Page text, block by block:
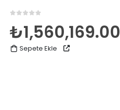
₺1,560,169.00
Sepete Ekle